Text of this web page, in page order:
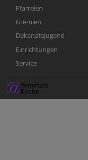
Pfarreien
Gremien
Dekanatsjugend
Einrichtungen
Service